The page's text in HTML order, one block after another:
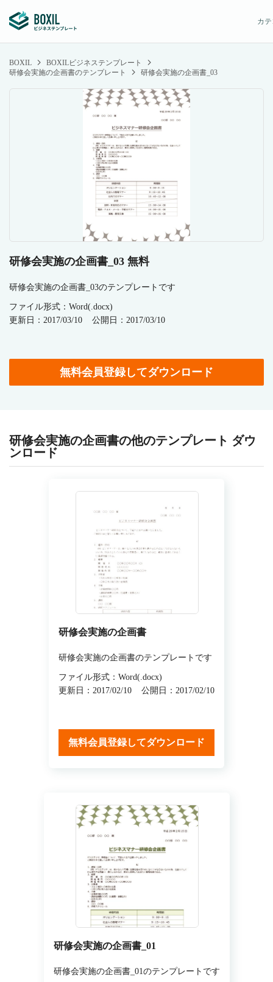
カ
BOXIL
BOXILビジネステンプレート
研修会実施の企画書のテンプレート
研修会実施の企画書_03
研修会実施の企画書_03 無料
研修会実施の企画書_03のテンプレートです
ファイル形式：Word(.docx)
更新日：2017/03/10
公開日：2017/03/10
無料会員登録してダウンロード
研修会実施の企画書の他のテンプレート ダウ
ンロード
研修会実施の企画書
研修会実施の企画書のテンプレートです
ファイル形式：Word(.docx)
更新日：2017/02/10
公開日：2017/02/10
無料会員登録してダウンロード
研修会実施の企画書_01
研修会実施の企画書_01のテンプレートです